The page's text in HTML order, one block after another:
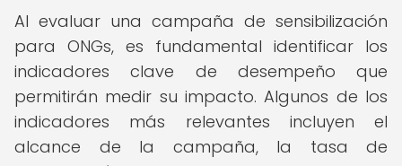
Al evaluar una campaña de sensibilización
para ONGs, es fundamental identificar los
indicadores clave de desempeño que
permitirán medir su impacto. Algunos de los
indicadores más relevantes incluyen el
alcance de la campaña, la tasa de